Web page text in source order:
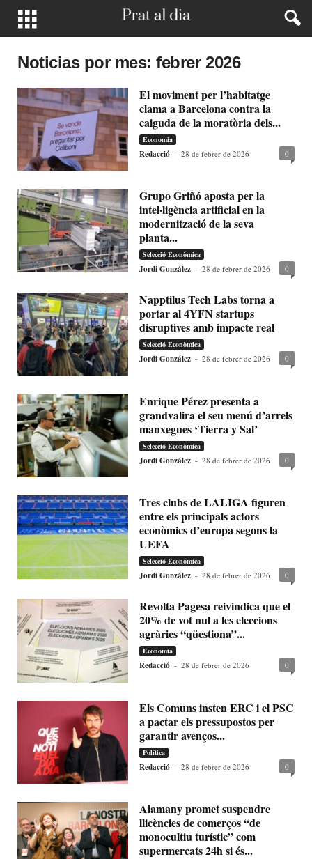
Noticias por mes: febrer 2026
El moviment per l’habitatge
clama a Barcelona contra la
caiguda de la moratòria dels...
Economia
Redacció - 28 de febrer de 2026 0
Grupo Griñó aposta per la
intel·ligència artificial en la
modernització de la seva
planta...
Selecció Econòmica
Jordi González - 28 de febrer de 2026 0
Napptilus Tech Labs torna a
portar al 4YFN startups
disruptives amb impacte real
Selecció Econòmica
Jordi González - 28 de febrer de 2026 0
Enrique Pérez presenta a
grandvalira el seu menú d’arrels
manxegues ‘Tierra y Sal’
Selecció Econòmica
Jordi González - 28 de febrer de 2026 0
Tres clubs de LALIGA figuren
entre els principals actors
econòmics d’europa segons la
UEFA
Selecció Econòmica
Jordi González - 28 de febrer de 2026 0
Revolta Pagesa reivindica que el
20% de vot nul a les eleccions
agràries “qüestiona”...
Economia
Redacció - 28 de febrer de 2026 0
Els Comuns insten ERC i el PSC
a pactar els pressupostos per
garantir avenços...
Política
Redacció - 28 de febrer de 2026 0
Alamany promet suspendre
llicències de comerços “de
monocultiu turístic” com
supermercats 24h si és...